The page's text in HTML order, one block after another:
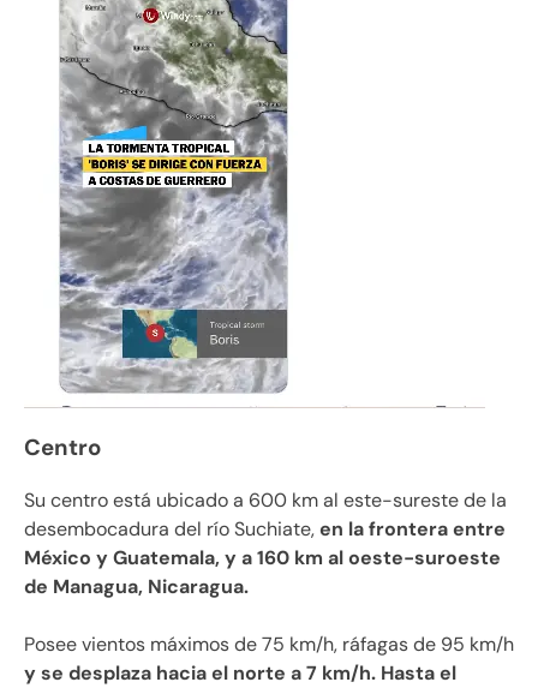
Centro
Su centro está ubicado a 600 km al este-sureste de la
desembocadura del río Suchiate,en la frontera entre
México y Guatemala, y a 160 km al oeste-suroeste
de Managua, Nicaragua.
Posee vientos máximos de 75 km/h, ráfagas de 95 km/h
y se desplaza hacia el norte a 7 km/h. Hasta el